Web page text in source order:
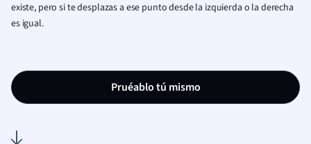
existe, pero si te desplazas a ese punto desde la izquierda o la derecha
es igual.
Pruéablo tú mismo